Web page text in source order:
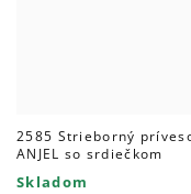
2585 Strieborný
ANJEL so srdiečkom
Skladom